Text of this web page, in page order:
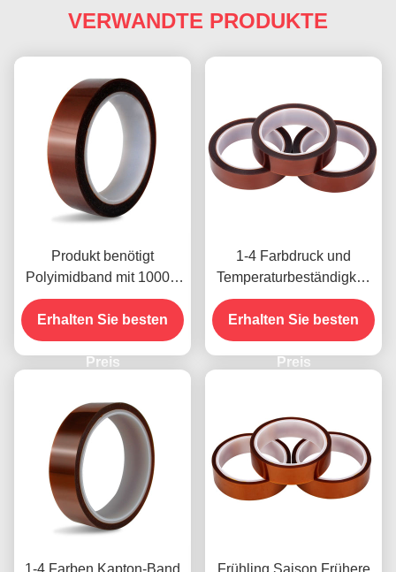
VERWANDTE PRODUKTE
Produkt benötigt
Polyimidband mit 1000V
Spannungsfestigkeit
Erhalten Sie besten
Preis
1-4 Farbdruck und
Temperaturbeständigkeit
-10C-80C
Zahlungsmethode mit
Kreditkarte für frühere
Modelle
Erhalten Sie besten
Preis